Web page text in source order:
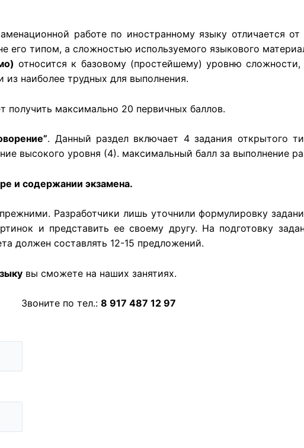
работе по иностранному языку отличается
его типом, а сложностью используемого языкового
относится к базовому (простейшему) уровню сложности,
наиболее трудных для выполнения.
максимально 20 первичных баллов.
. Данный раздел включает 4 задания открытого
высокого уровня (4). максимальный балл за выполнение
и содержании экзамена.
Разработчики лишь уточнили формулировку
и представить ее своему другу. На подготовку
должен составлять 12-15 предложений.
вы сможете на наших занятиях.
Звоните по тел.: 8 917 487 12 97